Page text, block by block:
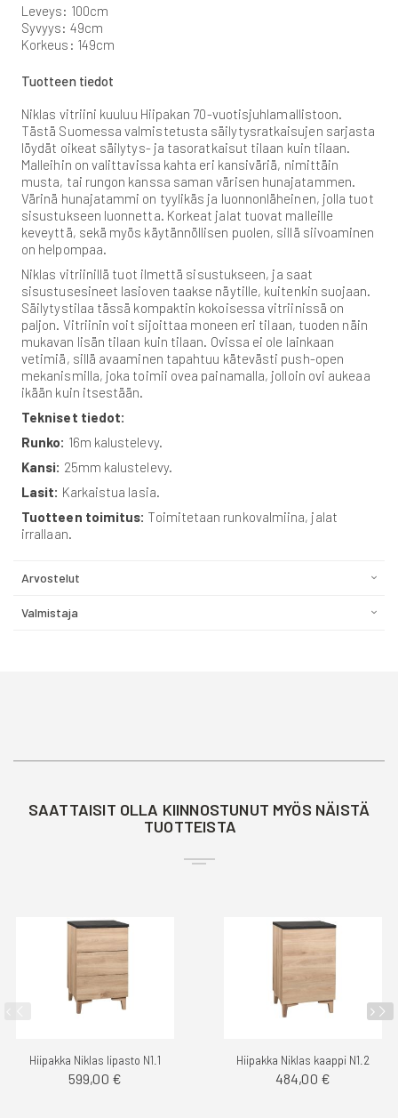
Leveys: 100cm
Syvyys: 49cm
Korkeus: 149cm
Tuotteen tiedot
Niklas vitriini kuuluu Hiipakan 70-vuotisjuhlamallistoon.
Tästä Suomessa valmistetusta säilytysratkaisujen sarjasta
löydät oikeat säilytys- ja tasoratkaisut tilaan kuin tilaan.
Malleihin on valittavissa kahta eri kansiväriä, nimittäin
musta, tai rungon kanssa saman värisen hunajatammen.
Värinä hunajatammi on tyylikäs ja luonnonläheinen, jolla tuot
sisustukseen luonnetta. Korkeat jalat tuovat malleille
keveyttä, sekä myös käytännöllisen puolen, sillä siivoaminen
on helpompaa.
Niklas vitriinillä tuot ilmettä sisustukseen, ja saat
sisustusesineet lasioven taakse näytille, kuitenkin suojaan.
Säilytystilaa tässä kompaktin kokoisessa vitriinissä on
paljon. Vitriinin voit sijoittaa moneen eri tilaan, tuoden näin
mukavan lisän tilaan kuin tilaan. Ovissa ei ole lainkaan
vetimiä, sillä avaaminen tapahtuu kätevästi push-open
mekanismilla, joka toimii ovea painamalla, jolloin ovi aukeaa
ikään kuin itsestään.
Tekniset tiedot:
Runko: 16m kalustelevy.
Kansi: 25mm kalustelevy.
Lasit: Karkaistua lasia.
Tuotteen toimitus: Toimitetaan runkovalmiina, jalat
irrallaan.
Arvostelut
Valmistaja
SAATTAISIT OLLA KIINNOSTUNUT MYÖS NÄISTÄ
TUOTTEISTA
Hiipakka Niklas lipasto N1.1
599,00 €
Hiipakka Niklas kaappi N1.2
484,00 €